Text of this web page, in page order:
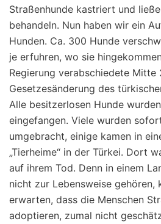
Straßenhunde kastriert und
behandeln. Nun haben wir ein
Hunden. Ca. 300 Hunde
je erfuhren, wo sie
Regierung verabschiedete Mitte
Gesetzesänderung des
Alle besitzerlosen Hunde
eingefangen. Viele wurden
umgebracht, einige kamen in
„Tierheime“ in der Türkei. Dort
auf ihrem Tod. Denn in einem
nicht zur Lebensweise gehören,
erwarten, dass die Menschen
adoptieren, zumal nicht